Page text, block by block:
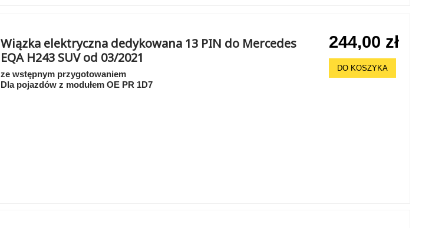
Wiązka elektryczna dedykowana 13 PIN do Mercedes
EQA H243 SUV od 03/2021
ze wstępnym przygotowaniem
Dla pojazdów z modułem OE PR 1D7
244,00 zł
DO KOSZYKA